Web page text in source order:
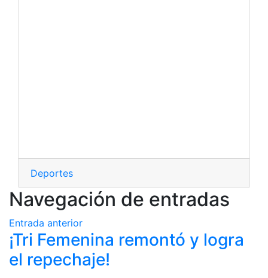
Deportes
Navegación de entradas
Entrada anterior
¡Tri Femenina remontó y logra
el repechaje!